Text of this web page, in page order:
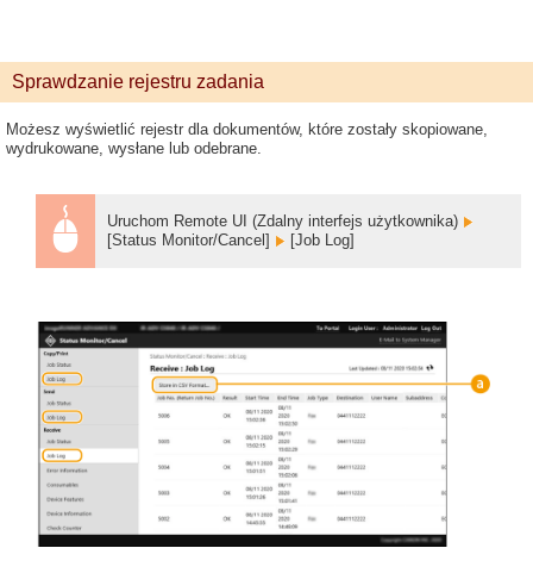
Sprawdzanie rejestru zadania
Możesz wyświetlić rejestr dla dokumentów, które zostały skopiowane,
wydrukowane, wysłane lub odebrane.
Uruchom Remote UI (Zdalny interfejs użytkownika)
[Status Monitor/Cancel]
[Job Log]